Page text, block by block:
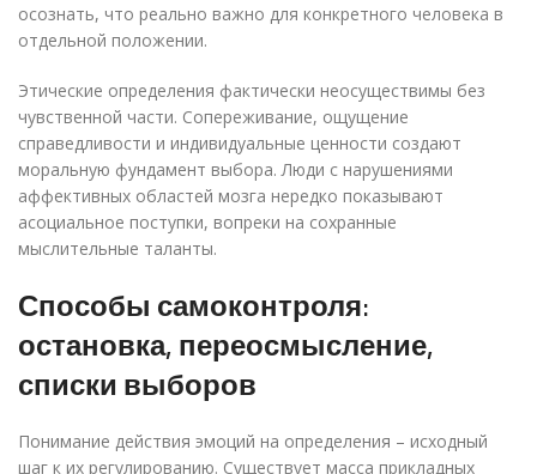
осознать, что реально важно для конкретного человека в
отдельной положении.
Этические определения фактически неосуществимы без
чувственной части. Сопереживание, ощущение
справедливости и индивидуальные ценности создают
моральную фундамент выбора. Люди с нарушениями
аффективных областей мозга нередко показывают
асоциальное поступки, вопреки на сохранные
мыслительные таланты.
Способы самоконтроля:
остановка, переосмысление,
списки выборов
Понимание действия эмоций на определения – исходный
шаг к их регулированию. Существует масса прикладных